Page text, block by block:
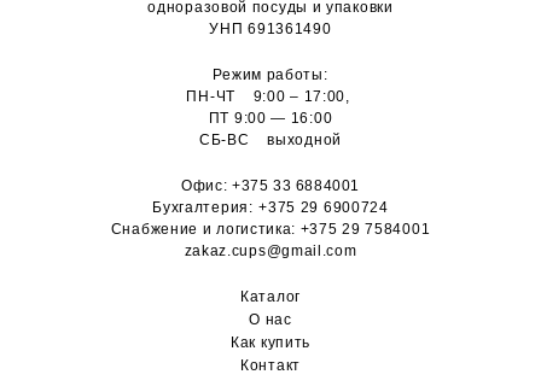
одноразовой посуды и упаковки
УНП 691361490
Режим работы:
ПН-ЧТ 9:00 – 17:00,
ПТ 9:00 — 16:00
СБ-ВС выходной
Офис:+375 33 6884001
Бухгалтерия: +375 29 6900724
Снабжение и логистика: +375 29 7584001
zakaz.cups@gmail.com
Каталог
О нас
Как купить
Контакт